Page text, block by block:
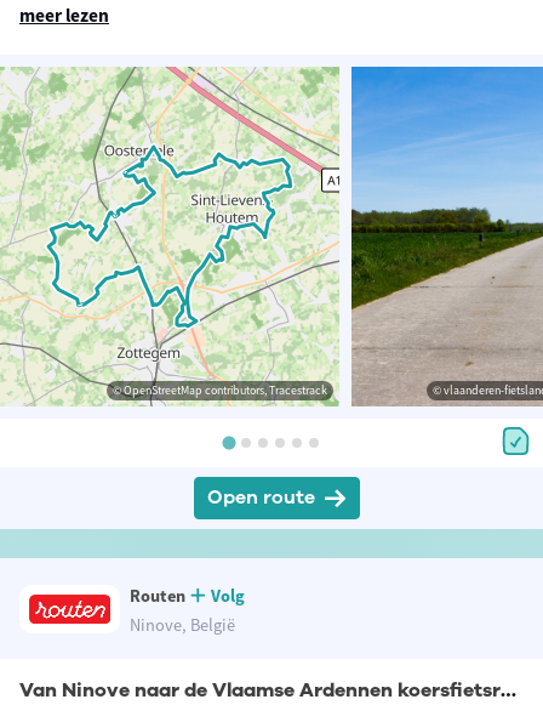
meer lezen
© OpenStreetMap contributors, Tracestrack © vlaanderen-
Open route
Routen
Volg
Ninove, België
Van Ninove naar de Vlaamse Ardennen koersfietsroute